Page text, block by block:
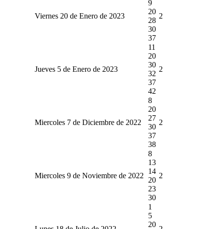
Viernes 20 de Enero de 2023
9
20
28
30
37
2
Jueves 5 de Enero de 2023
11
20
30
32
37
42
2
Miercoles 7 de Diciembre de 2022
8
20
27
30
37
38
2
Miercoles 9 de Noviembre de 2022
8
13
14
20
23
30
2
1
5
20